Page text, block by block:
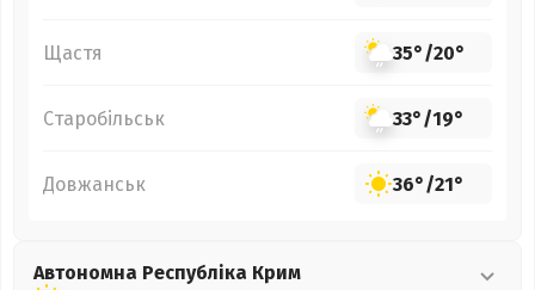
Щастя 35°/20°
Старобільськ 33°/19°
Довжанськ 36°/21°
Автономна Республіка Крим